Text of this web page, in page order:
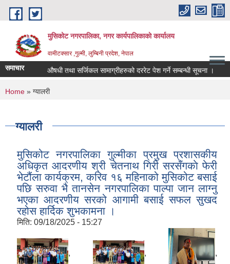
Skip to main content
मुसिकोट नगरपालिका, नगर कार्यपालिकाकाे कार्यालय
वामीटक्सार ,गुल्मी, लुम्बिनी प्रदेश, नेपाल
समाचार
औषधी तथा सर्जिकल सामाग्रीहरुको दररेट पेश गर्ने सम्बन्धी सूचना । बोलपत्र
You are here
Home » ग्यालरी
ग्यालरी
मुसिकोट नगरपालिका गुल्मीका प्रमुख प्रशासकीय
अधिकृत आदरणीय श्री चेतनाथ गिरी सरसँगकाे फेरी
भेटौंला कार्यक्रम, करिव १६ महिनाको मुसिकोट बसाई
पछि सरुवा भै तानसेन नगरपालिका पाल्पा जान लाग्नु
भएका आदरणीय सरको आगामी बसाई सफल सुखद
रहोस हार्दिक शुभकामना ।
मिति: 09/18/2025 - 15:27
, , ,